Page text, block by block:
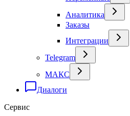
Аналитика
Заказы
Интеграции
Telegram
МАКС
Диалоги
Сервис